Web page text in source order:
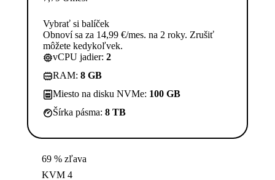
Vybrať si balíček
Obnoví sa za 14,99 €/mes. na 2 roky. Zrušiť
môžete kedykoľvek.
vCPU jadier: 2
RAM: 8 GB
Miesto na disku NVMe: 100 GB
Šírka pásma: 8 TB
69 % zľava
KVM 4